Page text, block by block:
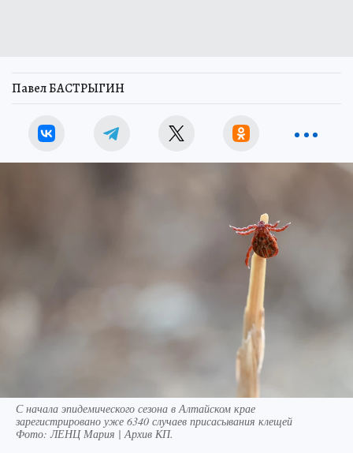
Павел БАСТРЫГИН
С начала эпидемического сезона в Алтайском крае
зарегистрировано уже 6340 случаев присасывания клещей
Фото:ЛЕНЦ Мария | Архив КП.